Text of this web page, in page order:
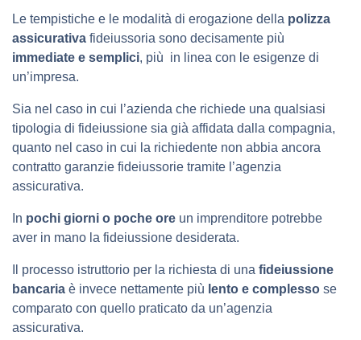
Le tempistiche e le modalità di erogazione della polizza
assicurativa fideiussoria sono decisamente più
immediate e semplici, più in linea con le esigenze di
un’impresa.
Sia nel caso in cui l’azienda che richiede una qualsiasi
tipologia di fideiussione sia già affidata dalla compagnia,
quanto nel caso in cui la richiedente non abbia ancora
contratto garanzie fideiussorie tramite l’agenzia
assicurativa.
In pochi giorni o poche ore un imprenditore potrebbe
aver in mano la fideiussione desiderata.
Il processo istruttorio per la richiesta di una fideiussione
bancaria è invece nettamente più lento e complesso se
comparato con quello praticato da un’agenzia
assicurativa.